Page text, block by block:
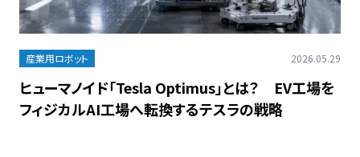
産業用ロボット 2026.05.29
ヒューマノイド「Tesla Optimus」とは？ EV工場を
フィジカルAI工場へ転換するテスラの戦略